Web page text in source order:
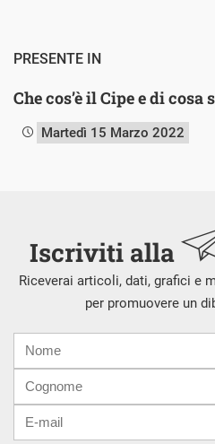
PRESENTE IN
Che cos’è il Cipe e di cosa
Martedì 15 Marzo 2022
Iscriviti alla
Riceverai articoli, dati, grafici e
per promuovere un
mail